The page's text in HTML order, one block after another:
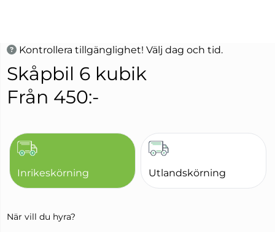
Kontrollera tillgänglighet! Välj dag och tid.
Skåpbil 6 kubik
Från 450:-
Inrikeskörning Utlandskörning
När vill du hyra?